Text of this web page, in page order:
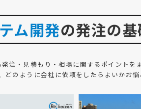
ム開発の発注の基
発注・見積もり・相場に関するポイントを
どのように会社に依頼をしたらよいかお